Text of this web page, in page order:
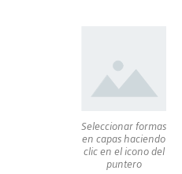
Seleccionar formas
en capas haciendo
clic en el icono del
puntero